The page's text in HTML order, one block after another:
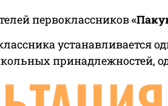
первоклассников
устанавливается
принадлежностей,